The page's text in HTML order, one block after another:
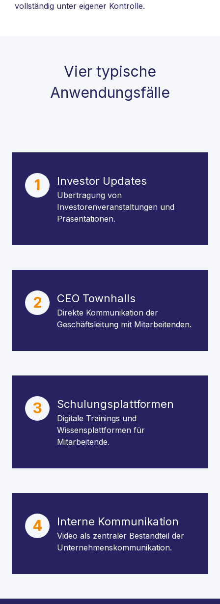
vollständig unter eigener Kontrolle.
Vier typische
Anwendungsfälle
1 Investor Updates
Übertragung von
Investorenveranstaltungen und
Präsentationen.
2 CEO Townhalls
Direkte Kommunikation der
Geschäftsleitung mit Mitarbeitenden.
3 Schulungsplattformen
Digitale Trainings und
Wissensplattformen für
Mitarbeitende.
4 Interne Kommunikation
Video als zentraler Bestandteil der
Unternehmenskommunikation.